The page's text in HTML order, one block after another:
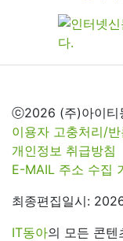
ⓒ2026 (주)아이티
이용자 고충처리/반
개인정보 취급방침
E-MAIL 주소 수집
최종편집일시:
IT동아의 모든 콘텐